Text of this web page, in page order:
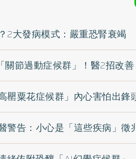
2大發病模式：嚴重恐腎衰竭
節過動症候群」！醫2招改善
罌粟花症候群」內心害怕出鋒
警告：小心是「這些疾病」徵